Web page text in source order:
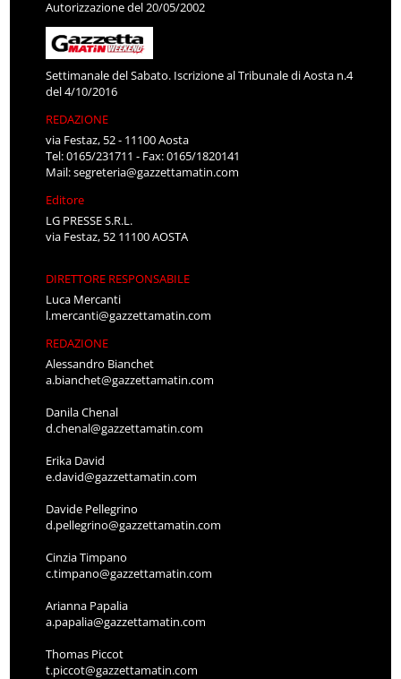
Autorizzazione del 20/05/2002
Settimanale del Sabato. Iscrizione al Tribunale di Aosta n.4
del 4/10/2016
REDAZIONE
via Festaz, 52 - 11100 Aosta
Tel: 0165/231711 - Fax: 0165/1820141
Mail:segreteria@gazzettamatin.com
Editore
LG PRESSE S.R.L.
via Festaz, 52 11100 AOSTA
DIRETTORE RESPONSABILE
Luca Mercanti
l.mercanti@gazzettamatin.com
REDAZIONE
Alessandro Bianchet
a.bianchet@gazzettamatin.com
Danila Chenal
d.chenal@gazzettamatin.com
Erika David
e.david@gazzettamatin.com
Davide Pellegrino
d.pellegrino@gazzettamatin.com
Cinzia Timpano
c.timpano@gazzettamatin.com
Arianna Papalia
a.papalia@gazzettamatin.com
Thomas Piccot
t.piccot@gazzettamatin.com